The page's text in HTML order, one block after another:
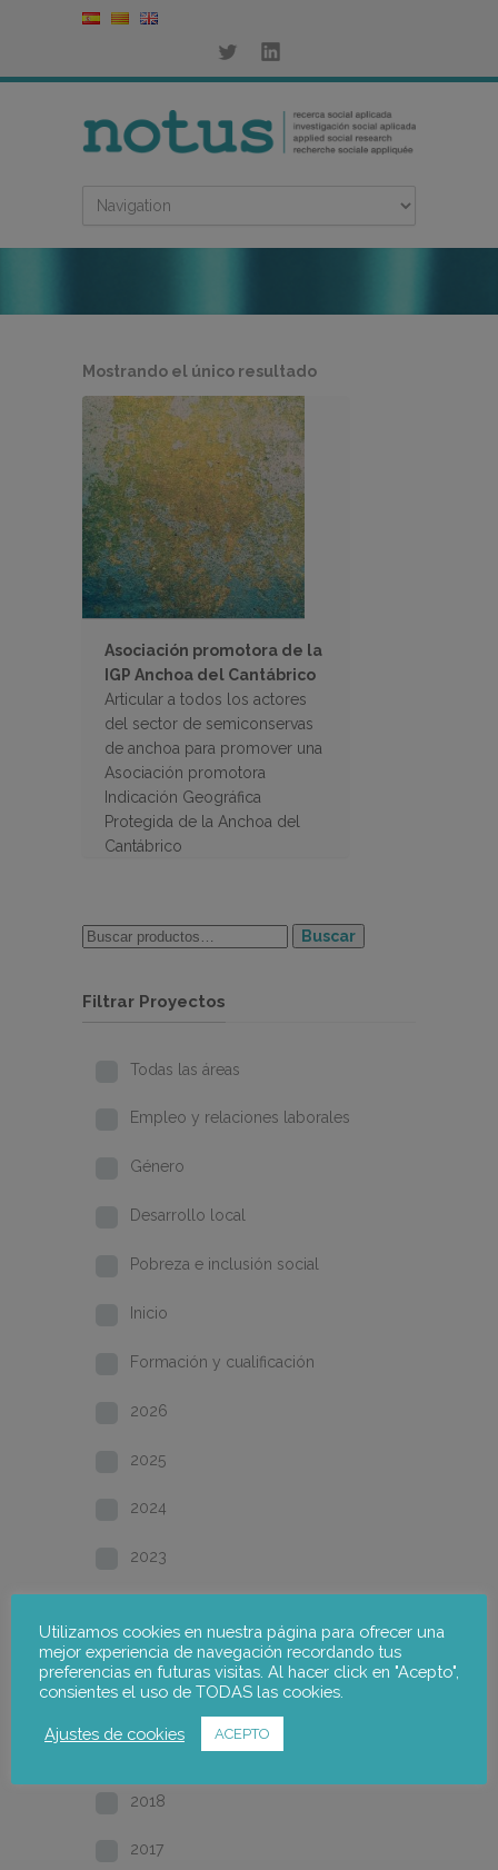
Mostrando el único resultado
Asociación promotora de la
IGP Anchoa del Cantábrico
Articular a todos los actores
del sector de semiconservas
de anchoa para promover una
Asociación promotora
Indicación Geográfica
Protegida de la Anchoa del
Cantábrico
Buscar
Filtrar Proyectos
Todas las áreas
Empleo y relaciones laborales
Género
Desarrollo local
Pobreza e inclusión social
Inicio
Formación y cualificación
2026
2025
2024
2023
2021
2020
2018
2017
Utilizamos cookies en nuestra página para ofrecer una
mejor experiencia de navegación recordando tus
preferencias en futuras visitas. Al hacer click en "Acepto",
consientes el uso de TODAS las cookies.
Ajustes de cookies ACEPTO